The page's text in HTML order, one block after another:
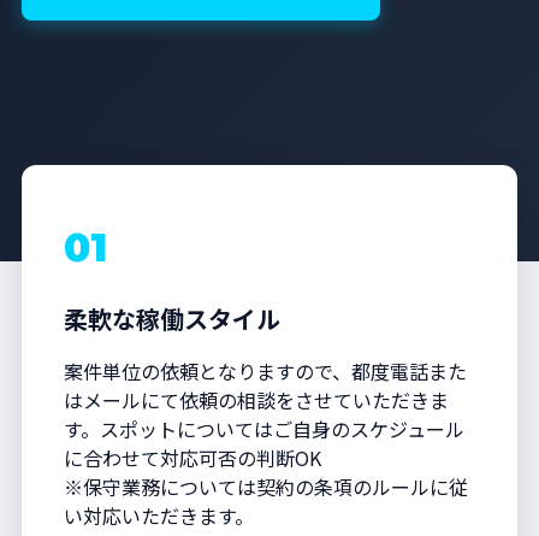
01
柔軟な稼働スタイル
案件単位の依頼となりますので、都度電話また
はメールにて依頼の相談をさせていただきま
す。スポットについてはご自身のスケジュール
に合わせて対応可否の判断OK
※保守業務については契約の条項のルールに従
い対応いただきます。